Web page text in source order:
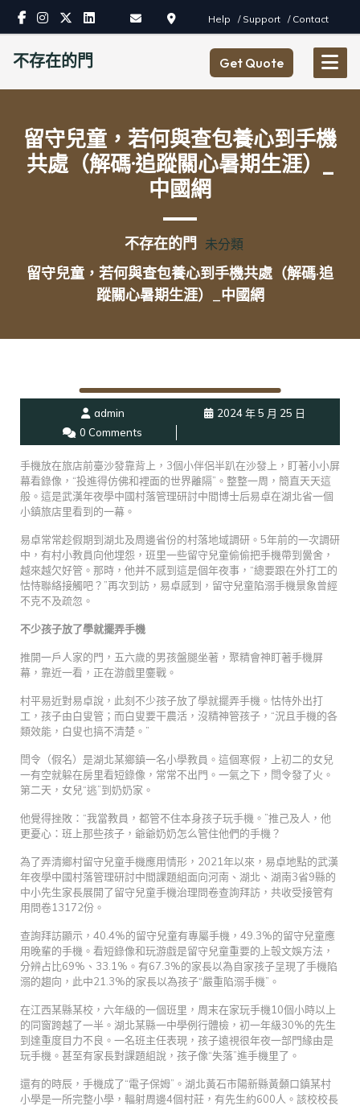
Skip
content
Help / Support / Contact
不存在的門 Get Quote
留守兒童，若何與查包養心到手機
共處（解碼·追蹤關心暑期生涯）_
中國網
不存在的門 未分類
留守兒童，若何與查包養心到手機共處（解碼·追
蹤關心暑期生涯）_中國網
admin
2024 年 5 月 25 日
0 Comments
手機放在旅店前臺沙發靠背上，3個小伴侶半趴在沙發上，盯著小小屏
幕看錄像，“投進得仿佛和裡面的世界離隔”。整整一周，簡直天天這
般。這是武漢年夜學中國村落管理研討中間博士后易卓在湖北省一個
小鎮旅店里看到的一幕。
易卓常常趁假期到湖北及周邊省份的村落地域調研。5年前的一次調研
中，有村小教員向他埋怨，班里一些留守兒童偷偷把手機帶到黌舍，
越來越欠好管。那時，他并不感到這是個年夜事，“總要跟在外打工的
怙恃聯絡接觸吧？”再次到訪，易卓感到，留守兒童陷溺手機景象曾經
不克不及疏忽。
不少孩子放了學就擺弄手機
推開一戶人家的門，五六歲的男孩盤腿坐著，聚精會神盯著手機屏
幕，靠近一看，正在游戲里鏖戰。
村平易近對易卓說，此刻不少孩子放了學就擺弄手機。怙恃外出打
工，孩子由白叟管；而白叟要干農活，沒精神管孩子，“況且手機的各
類效能，白叟也搞不清楚。”
閆令（假名）是湖北某鄉鎮一名小學教員。這個寒假，上初二的女兒
一有空就躲在房里看短錄像，常常不出門。一氣之下，閆令發了火。
第二天，女兒“逃”到奶奶家。
他覺得挫敗：“我當教員，都管不住本身孩子玩手機。”推己及人，他
更憂心：班上那些孩子，爺爺奶奶怎么管住他們的手機？
為了弄清鄉村留守兒童手機應用情形，2021年以來，易卓地點的武漢
年夜學中國村落管理研討中間課題組面向河南、湖北、湖南3省9縣的
中小先生家長展開了留守兒童手機治理問卷查詢拜訪，共收受接管有
用問卷13172份。
查詢拜訪顯示，40.4%的留守兒童有專屬手機，49.3%的留守兒童應
用晚輩的手機。看短錄像和玩游戲是留守兒童重要的上彀文娛方法，
分辨占比69%、33.1%。有67.3%的家長以為自家孩子呈現了手機陷
溺的趨向，此中21.3%的家長以為孩子“嚴重陷溺手機”。
在江西某縣某校，六年級的一個班里，周末在家玩手機10個小時以上
的同窗跨越了一半。湖北某縣一中學例行體檢，初一年級30%的先生
到達重度目力不良。一名班主任表現，孩子遠視很年夜一部門緣由是
玩手機。甚至有家長對課題組說，孩子像“失落”進手機里了。
還有的時辰，手機成了“電子保姆”。湖北黃石市陽新縣黃顙口鎮某村
小學是一所完整小學，輻射周邊4個村莊，有先生約600人。該校校長